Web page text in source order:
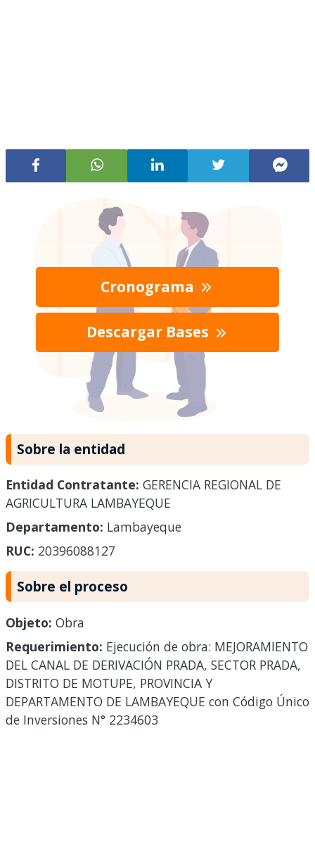
Cronograma
Descargar Bases
Sobre la entidad
Entidad Contratante: GERENCIA REGIONAL DE
AGRICULTURA LAMBAYEQUE
Departamento: Lambayeque
RUC: 20396088127
Sobre el proceso
Objeto: Obra
Requerimiento: Ejecución de obra: MEJORAMIENTO
DEL CANAL DE DERIVACIÓN PRADA, SECTOR PRADA,
DISTRITO DE MOTUPE, PROVINCIA Y
DEPARTAMENTO DE LAMBAYEQUE con Código Único
de Inversiones N° 2234603